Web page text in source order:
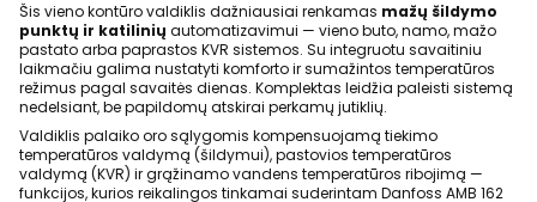
Šis vieno kontūro valdiklis dažniausiai renkamas mažų šildymo
punktų ir katilinių automatizavimui — vieno buto, namo, mažo
pastato arba paprastos KVR sistemos. Su integruotu savaitiniu
laikmačiu galima nustatyti komforto ir sumažintos temperatūros
režimus pagal savaitės dienas. Komplektas leidžia paleisti sistemą
nedelsiant, be papildomų atskirai perkamų jutiklių.
Valdiklis palaiko oro sąlygomis kompensuojamą tiekimo
temperatūros valdymą (šildymui), pastovios temperatūros
valdymą (KVR) ir grąžinamo vandens temperatūros ribojimą —
funkcijos, kurios reikalingos tinkamai suderintam Danfoss AMB 162